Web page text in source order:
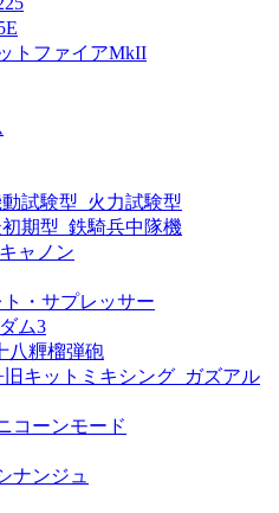
トファイアMkII
試験型_火力試験型
期型_鉄騎兵中隊機
ャノン
・サプレッサー
ム3
八糎榴弾砲
キットミキシング_ガズアル
コーンモード
ナンジュ